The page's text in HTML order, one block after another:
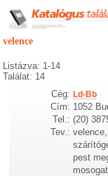
velence
Listázva: 1-14
Találat: 14
Cég: Ld-Bb
Cím: 1052
Tel.: (20)
Tev.:
pest